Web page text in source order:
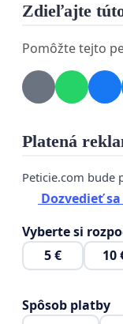
alebo
prestupu.
konkrétne údaje
V [miesto], dňa
Meno a
Zdieľajte
Pomôžte tejto
Platená
Peticie.com bude
Dozvedieť
Vyberte si
5 €
10
Spôsob platby